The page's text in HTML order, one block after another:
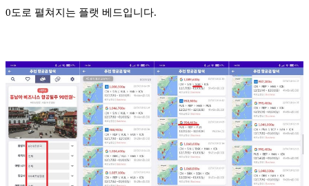
0도로 펼쳐지는 플랫 베드입니다.